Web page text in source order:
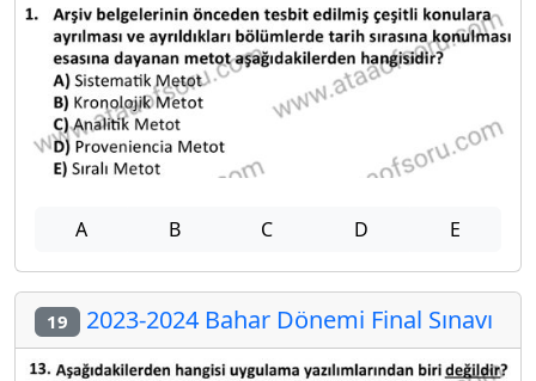
A B C D E
19 2023-2024 Bahar Dönemi Final Sınavı